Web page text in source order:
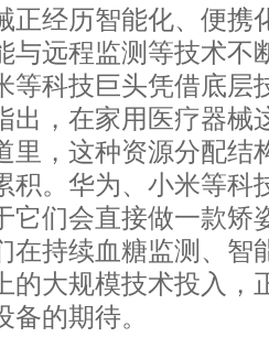
正经历智能化、便携
与远程监测等技术不
等科技巨头凭借底层
出，在家用医疗器械
里，这种资源分配结
积。华为、小米等科
它们会直接做一款矫
在持续血糖监测、智
的大规模技术投入，
备的期待。